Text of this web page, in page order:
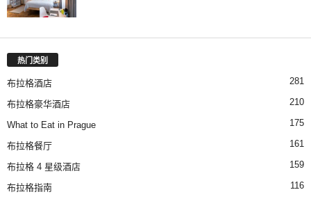
热门类别
布拉格酒店 281
布拉格豪华酒店 210
What to Eat in Prague 175
布拉格餐厅 161
布拉格 4 星级酒店 159
布拉格指南 116